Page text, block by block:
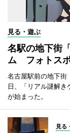
見る・遊ぶ
名駅の地下街
ム フォトス
名古屋駅前の地下街
日、「リアル謎解き
が始まった。
見る